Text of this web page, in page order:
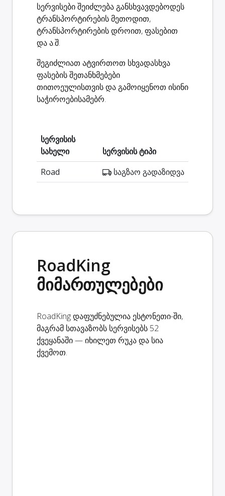
სერვისები შეიძლება განსხვავდებოდეს
ტრანსპორტირების მეთოდით,
ტრანსპორტირების დროით, ფასებით
და ა.შ.
შეგიძლიათ ატვირთოთ სხვადასხვა
ფასების შეთანხმებები
თითოეულისთვის და გამოიყენოთ ისინი
საჭიროებისამებრ.
სერვისის
სახელი
სერვისის ტიპი
Road
საგზაო გადაზიდვა
RoadKing
მიმართულებები
RoadKing დაფუძნებულია ესტონეთი-ში,
მაგრამ სთავაზობს სერვისებს 52
ქვეყანაში — იხილეთ რუკა და სია
ქვემოთ.